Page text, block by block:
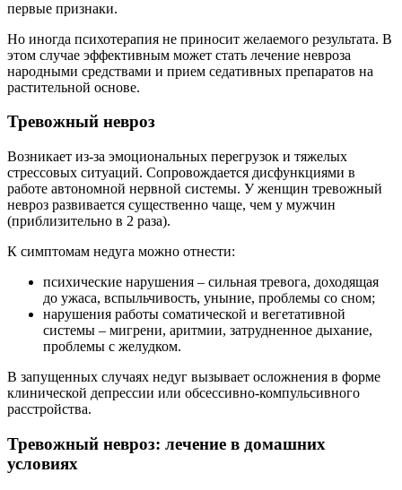
первые признаки.
Но иногда психотерапия не приносит желаемого результата. В
этом случае эффективным может стать лечение невроза
народными средствами и прием седативных препаратов на
растительной основе.
Тревожный невроз
Возникает из-за эмоциональных перегрузок и тяжелых
стрессовых ситуаций. Сопровождается дисфункциями в
работе автономной нервной системы. У женщин тревожный
невроз развивается существенно чаще, чем у мужчин
(приблизительно в 2 раза).
К симптомам недуга можно отнести:
психические нарушения – сильная тревога, доходящая
до ужаса, вспыльчивость, уныние, проблемы со сном;
нарушения работы соматической и вегетативной
системы – мигрени, аритмии, затрудненное дыхание,
проблемы с желудком.
В запущенных случаях недуг вызывает осложнения в форме
клинической депрессии или обсессивно-компульсивного
расстройства.
Тревожный невроз: лечение в домашних
условиях